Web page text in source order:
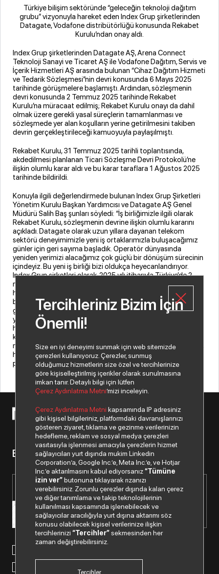
Türkiye bilişim sektöründe “geleceğin teknoloji dağıtım
grubu” vizyonuyla hareket eden Index Grup şirketlerinden
Datagate, Vodafone distribütörlüğü konusunda Rekabet
Kurulu’ndan onay aldı.
Index Grup şirketlerinden Datagate AŞ, Arena Connect
Teknoloji Sanayi ve Ticaret AŞ ile Vodafone Dağıtım, Servis ve
İçerik Hizmetleri AŞ arasında bulunan “Cihaz Dağıtım Hizmeti
ve Tedarik Sözleşmesi”nin devri konusunda 6 Mayıs 2025
tarihinde görüşmelere başlamıştı. Ardından, sözleşmenin
devri konusunda 2 Temmuz 2025 tarihinde Rekabet
Kurulu’na müracaat edilmiş; Rekabet Kurulu onayı da dahil
olmak üzere gerekli yasal süreçlerin tamamlanması ve
sözleşmede yer alan koşulların yerine getirilmesini takiben
devrin gerçekleştirileceği kamuoyuyla paylaşılmıştı.
Rekabet Kurulu, 31 Temmuz 2025 tarihli toplantısında,
akdedilmesi planlanan Ticari Sözleşme Devri Protokolü’ne
ilişkin olumlu karar aldı ve bu karar taraflara 1 Ağustos 2025
tarihinde bildirildi.
Konuyla ilgili değerlendirmede bulunan Index Grup Şirketleri
Yönetim Kurulu Başkan Yardımcısı ve Datagate AŞ Genel
Müdürü Salih Baş şunları söyledi: “İş birliğimizle ilgili olarak
Rekabet Kurulu, sözleşmenin devrine ilişkin olumlu kararını
açıkladı. Datagate olarak uzun yıllara dayanan telekom
sektörü deneyimimizle yeni iş ortaklarımızla buluşacağımız
günler için geri sayıma başladık. Operatör dünyasında
yeniden yerimizi alacağımız çok güçlü bir dönüşüm sürecinin
içindeyiz. Bu yeni iş birliği bizi oldukça heyecanlandırıyor.
Index Grup şirketleri olarak, 2025 yılı itibarıyla Türkiye’de 2
milyar dolar ciroyu geçen ilk distribütör olmayı
hedeflediğimizi daha önce paylaşmıştık. Datagate’in bu iş
birliğiyle yıllık en az 300 milyon doların üzerinde yeni iş
geliştirmesini ve bu sayede üçüncü ve dördüncü çeyrekte bu
yatırımımızın mali tablolarımıza pozitif etkisini görmeyi
hedefliyoruz. Bu katkılarla, Index Grup şirketleri olarak
konsolide hedeflerimize rahatlıkla ulaşacağımızı ve hatta bir
miktar yukarıya çıkacağımızı söyleyebilirim. Yatırımcılarımızla,
hissedarlarımızla ve iş ortaklarımızla bu heyecanı
paylaşmaktan memnuniyet duyuyoruz.”
© 2026 Copyright Netex A.Ş. Tüm hakları saklıdır.
Bizden haberiniz olsun.
Paylaştığım kişisel verilerimin işlenmesi hususunda
tarafıma SMS gönderilmesine izni veriyorum.
Tercihleriniz Bizim İçin
Önemli!
Size en iyi deneyimi sunmak için web sitemizde
çerezleri kullanıyoruz. Çerezler, sunmuş
olduğumuz hizmetlerin size özel ve tercihlerinize
göre kişiselleştirilmiş içerikler olarak sunulmasına
imkan tanır. Detaylı bilgi için lütfen
Çerez Aydınlatma Metni’mizi inceleyin.
Çerez Aydınlatma Metni kapsamında IP adresiniz
gibi kişisel bilgileriniz, platformdaki davranışlarınızı
gösteren ziyaret, tıklama ve gezinme verilerinizin
hedefleme, reklam ve sosyal medya çerezleri
vasıtasıyla işlenmesi amacıyla çerezlerin hizmet
sağlayıcıları yurt dışında mukim Linkedin
Corporation’a, Google Inc.’e, Meta Inc.’e, ve Hotjar
Inc.’e aktarılmasını kabul ediyorsanız“Tümüne
izin ver”butonuna tıklayarak rızanızı
verebilirsiniz. Zorunlu çerezler dışında kalan çerez
ve diğer tanımlama ve takip teknolojilerinin
kullanılması kapsamında işlenebilecek ve
sağlayıcılar aracılığıyla yurt dışına aktarımı söz
konusu olabilecek kişisel verilerinize ilişkin
tercihlerinizi“Tercihler”sekmesinden her
zaman değiştirebilirsiniz.
Tercihler